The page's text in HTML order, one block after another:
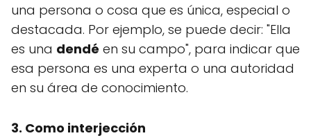
una persona o cosa que es única, especial o
destacada. Por ejemplo, se puede decir: "Ella
es una dendé en su campo", para indicar que
esa persona es una experta o una autoridad
en su área de conocimiento.
3. Como interjección